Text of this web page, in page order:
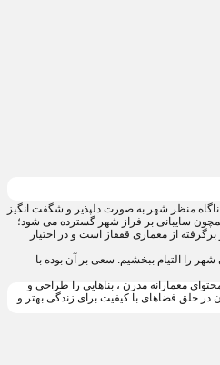
منظر شهر به صورت دلپذیر و شگفت انگیز
سایبانی بر فراز شهر گسترده می شود؛
از معماری قفقاز است و در اختیار
می کنیم تا حال معماری و سیمای شهر را التیام ببخشیم. سعی بر آن بوده با
در بستری عاری از هرگونه محتوای معمارانه مدرن ، بناهایی را طراحی و
در خلق فضاهای با کیفیت برای زندگی بهتر و